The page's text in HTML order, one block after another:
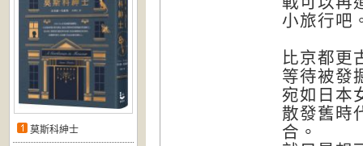
莫斯科紳士
小旅行吧
比京都更
等待被發
宛如日本
散發舊時
合。